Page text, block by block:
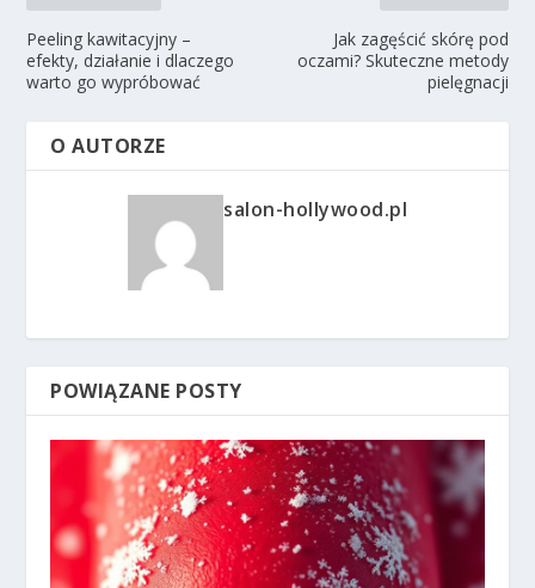
Peeling kawitacyjny –
efekty, działanie i dlaczego
warto go wypróbować
Jak zagęścić skórę pod
oczami? Skuteczne metody
pielęgnacji
O AUTORZE
salon-hollywood.pl
POWIĄZANE POSTY